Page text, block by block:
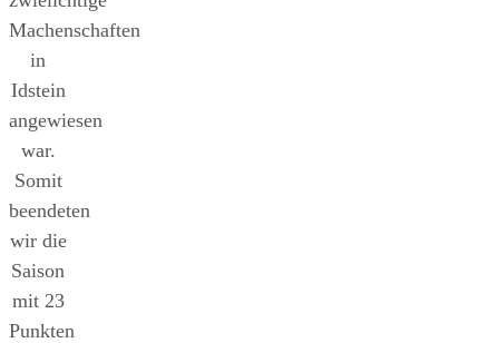
Machenschaften
in
Idstein
angewiesen
war.
Somit
beendeten
wir die
Saison
mit 23
Punkten